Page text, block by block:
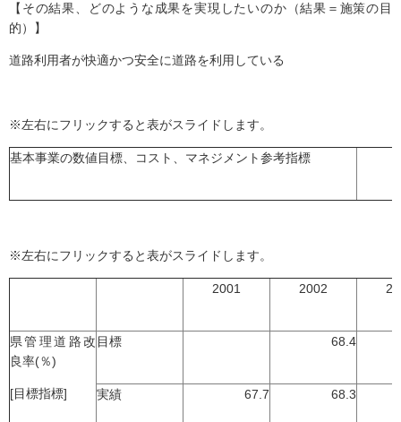
【その結果、どのような成果を実現したいのか（結果＝施策の目
的）】
道路利用者が快適かつ安全に道路を利用している
※左右にフリックすると表がスライドします。
基本事業の数値目標、コスト、マネジメント参考指標
※左右にフリックすると表がスライドします。
2001 2002
県管理道路改
良率(％)
[目標指標]
目標 68.4
実績 67.7 68.3